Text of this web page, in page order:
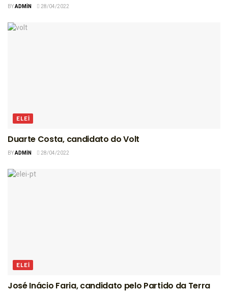
BYADMIN 28/04/2022
ELEI
Duarte Costa, candidato do Volt
BYADMIN 28/04/2022
ELEI
José Inácio Faria, candidato pelo Partido da Terra